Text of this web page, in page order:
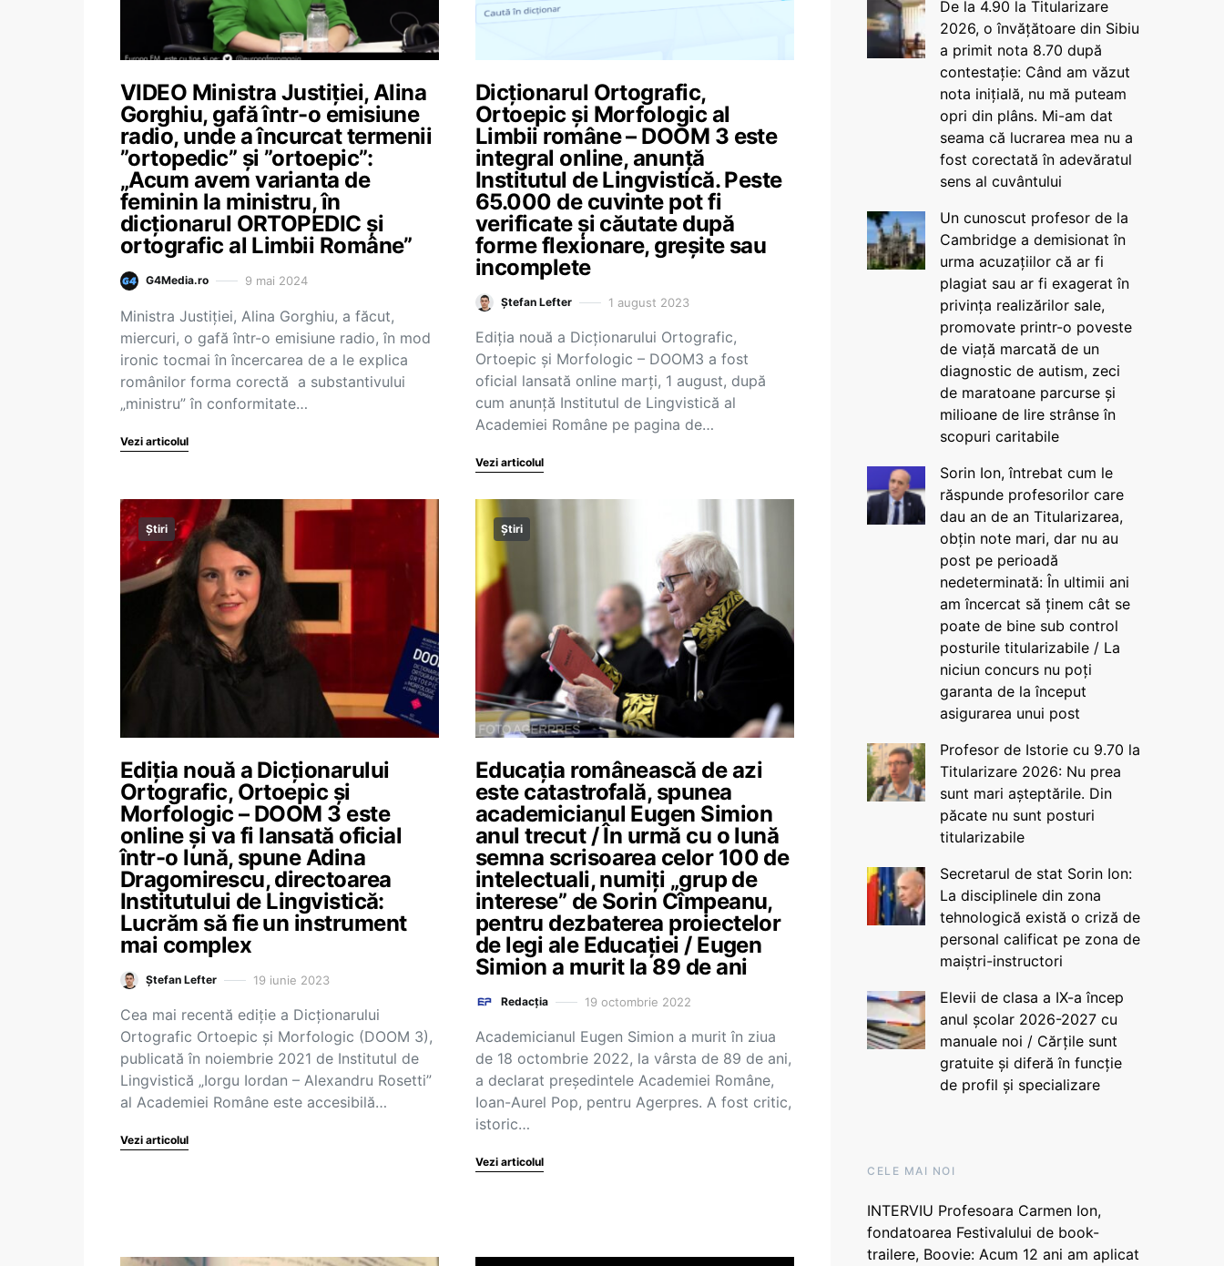
VIDEO Ministra Justiției, Alina
Gorghiu, gafă într-o emisiune
radio, unde a încurcat termenii
”ortopedic” și ”ortoepic”:
„Acum avem varianta de
feminin la ministru, în
dicționarul ORTOPEDIC și
ortografic al Limbii Române”
G4Media.ro 9 mai 2024
Ministra Justiției, Alina Gorghiu, a făcut,
miercuri, o gafă într-o emisiune radio, în mod
ironic tocmai în încercarea de a le explica
românilor forma corectă a substantivului
„ministru” în conformitate…
Vezi articolul
Dicționarul Ortografic,
Ortoepic și Morfologic al
Limbii române – DOOM 3 este
integral online, anunță
Institutul de Lingvistică. Peste
65.000 de cuvinte pot fi
verificate și căutate după
forme flexionare, greșite sau
incomplete
Ștefan Lefter 1 august 2023
Ediția nouă a Dicționarului Ortografic,
Ortoepic și Morfologic – DOOM3 a fost
oficial lansată online marți, 1 august, după
cum anunță Institutul de Lingvistică al
Academiei Române pe pagina de…
Vezi articolul
Știri
Ediția nouă a Dicționarului
Ortografic, Ortoepic și
Morfologic – DOOM 3 este
online și va fi lansată oficial
într-o lună, spune Adina
Dragomirescu, directoarea
Institutului de Lingvistică:
Lucrăm să fie un instrument
mai complex
Ștefan Lefter 19 iunie 2023
Cea mai recentă ediție a Dicționarului
Ortografic Ortoepic și Morfologic (DOOM 3),
publicată în noiembrie 2021 de Institutul de
Lingvistică „Iorgu Iordan – Alexandru Rosetti”
al Academiei Române este accesibilă…
Vezi articolul
Știri
Educația românească de azi
este catastrofală, spunea
academicianul Eugen Simion
anul trecut / În urmă cu o lună
semna scrisoarea celor 100 de
intelectuali, numiți „grup de
interese” de Sorin Cîmpeanu,
pentru dezbaterea proiectelor
de legi ale Educației / Eugen
Simion a murit la 89 de ani
Redacția 19 octombrie 2022
Academicianul Eugen Simion a murit în ziua
de 18 octombrie 2022, la vârsta de 89 de ani,
a declarat președintele Academiei Române,
Ioan-Aurel Pop, pentru Agerpres. A fost critic,
istoric…
Vezi articolul
De la 4.90 la Titularizare
2026, o învățătoare din Sibiu
a primit nota 8.70 după
contestație: Când am văzut
nota inițială, nu mă puteam
opri din plâns. Mi-am dat
seama că lucrarea mea nu a
fost corectată în adevăratul
sens al cuvântului
Un cunoscut profesor de la
Cambridge a demisionat în
urma acuzațiilor că ar fi
plagiat sau ar fi exagerat în
privința realizărilor sale,
promovate printr-o poveste
de viață marcată de un
diagnostic de autism, zeci
de maratoane parcurse și
milioane de lire strânse în
scopuri caritabile
Sorin Ion, întrebat cum le
răspunde profesorilor care
dau an de an Titularizarea,
obțin note mari, dar nu au
post pe perioadă
nedeterminată: În ultimii ani
am încercat să ținem cât se
poate de bine sub control
posturile titularizabile / La
niciun concurs nu poți
garanta de la început
asigurarea unui post
Profesor de Istorie cu 9.70 la
Titularizare 2026: Nu prea
sunt mari așteptările. Din
păcate nu sunt posturi
titularizabile
Secretarul de stat Sorin Ion:
La disciplinele din zona
tehnologică există o criză de
personal calificat pe zona de
maiștri-instructori
Elevii de clasa a IX-a încep
anul școlar 2026-2027 cu
manuale noi / Cărțile sunt
gratuite și diferă în funcție
de profil și specializare
CELE MAI NOI
INTERVIU Profesoara Carmen Ion,
fondatoarea Festivalului de book-
trailere, Boovie: Acum 12 ani am aplicat